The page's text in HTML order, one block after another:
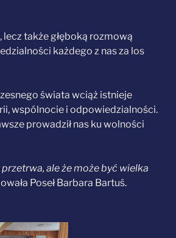
także głęboką rozmową
każdego z nas za los
świata wciąż istnieje
wspólnocie i odpowiedzialności.
prowadził nas ku wolności
ale że może być wielka
Poseł Barbara Bartuś.